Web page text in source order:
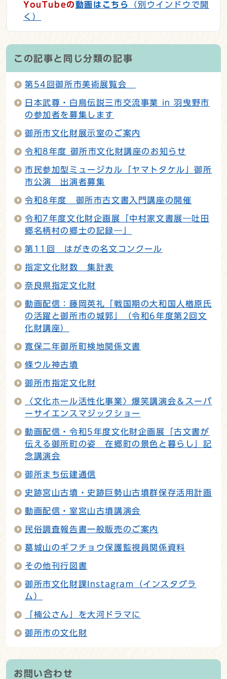
YouTubeの動画はこちら
（別ウインドウで開
く）
この記事と同じ分類の記事
第54回御所市美術展覧会
日本武尊・白鳥伝説三市交流事業 in 羽曳野市
の参加者を募集します
御所市文化財展示室のご案内
令和8年度 御所市文化財講座のお知らせ
市民参加型ミュージカル「ヤマトタケル」御所
市公演 出演者募集
令和8年度 御所市古文書入門講座の開催
令和7年度文化財企画展「中村家文書展―吐田
郷名柄村の郷士の記録―」
第11回 はがきの名文コンクール
指定文化財数 集計表
奈良県指定文化財
動画配信：藤岡英礼「戦国期の大和国人楢原氏
の活躍と御所市の城郭」（令和6年度第2回文
化財講座）
寛保二年御所町検地関係文書
條ウル神古墳
御所市指定文化財
〈文化ホール活性化事業〉爆笑講演会＆スーパ
ーサイエンスマジックショー
動画配信・令和5年度文化財企画展「古文書が
伝える御所町の姿 在郷町の景色と暮らし」記
念講演会
御所まち伝建通信
史跡宮山古墳・史跡巨勢山古墳群保存活用計画
動画配信・室宮山古墳講演会
民俗調査報告書一般販売のご案内
葛城山のギフチョウ保護監視員関係資料
その他刊行図書
御所市文化財課Instagram（インスタグラ
ム）
「楠公さん」を大河ドラマに
御所市の文化財
お問い合わせ